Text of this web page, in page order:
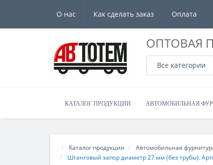
О нас Как сделать заказ Оплата
ОПТОВАЯ
Все категории
КАТАЛОГ ПРОДУКЦИИ АВТОМОБИЛЬНАЯ
Каталог продукции Автомобильная
Штанговый запор диаметр 27 мм (без трубы).